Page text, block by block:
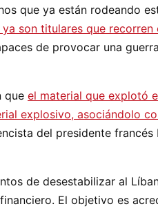
que ya están rodeando
ya son titulares que recorren
de provocar una
que el material que explotó
explosivo, asociándolo
del presidente
de desestabilizar al
El objetivo es